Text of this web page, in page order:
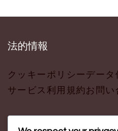
法的情報
クッキーポリシー データ
サービス利用規約お問い